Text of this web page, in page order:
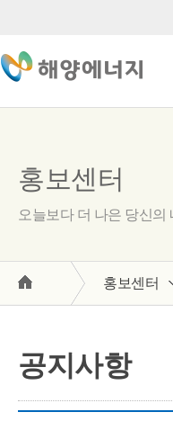
홍보센터
오늘보다 더 나은 당신의
홍보센터
공지사항